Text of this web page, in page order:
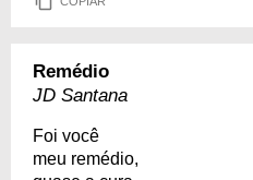
Remédio
JD Santana
Foi você
meu remédio,